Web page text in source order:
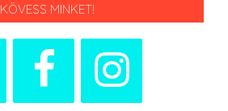
KÖVESS MINKET!